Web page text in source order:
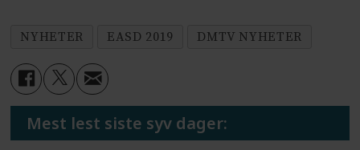
NYHETER EASD 2019 DMTV NYHETER
Mest lest siste syv dager: